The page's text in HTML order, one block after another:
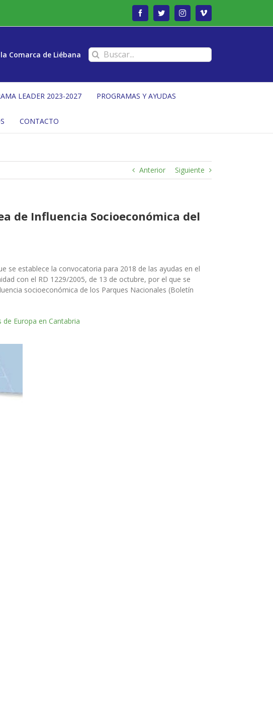
FacebookTwitterInstagramVimeo
Comarca de Liébana Buscar:
LEADER 2023-2027 PROGRAMAS Y AYUDAS
CONTACTO
Anterior Siguiente
de Influencia Socioeconómica del
se establece la convocatoria para 2018 de las ayudas en el
con el RD 1229/2005, de 13 de octubre, por el que se
socioeconómica de los Parques Nacionales (Boletín
Europa en Cantabria